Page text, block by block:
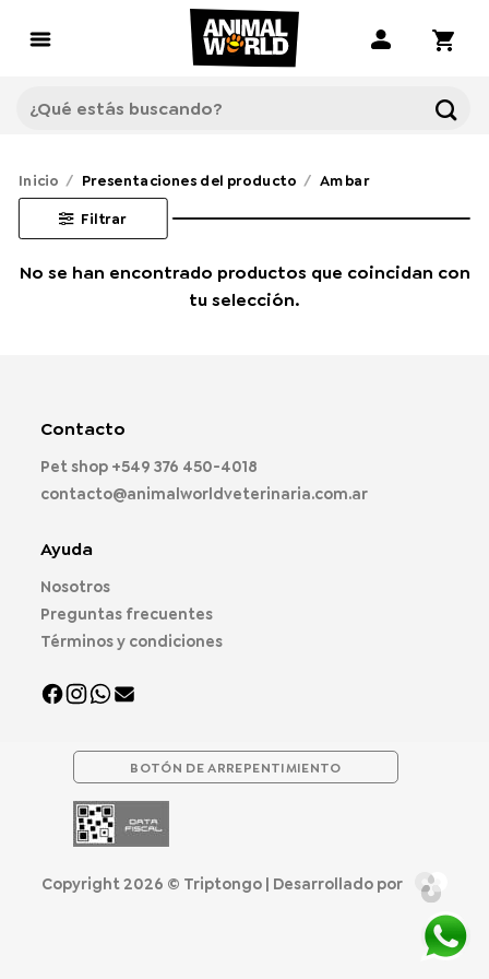
Buscar
por:
Inicio / Presentaciones del producto / Ambar
Filtrar
No se han encontrado productos que coincidan con
tu selección.
Contacto
Pet shop +549 376 450-4018
contacto@animalworldveterinaria.com.ar
Ayuda
Nosotros
Preguntas frecuentes
Términos y condiciones
BOTÓN DE ARREPENTIMIENTO
Copyright 2026 © Triptongo | Desarrollado por